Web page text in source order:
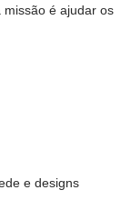
é ajudar os
e designs